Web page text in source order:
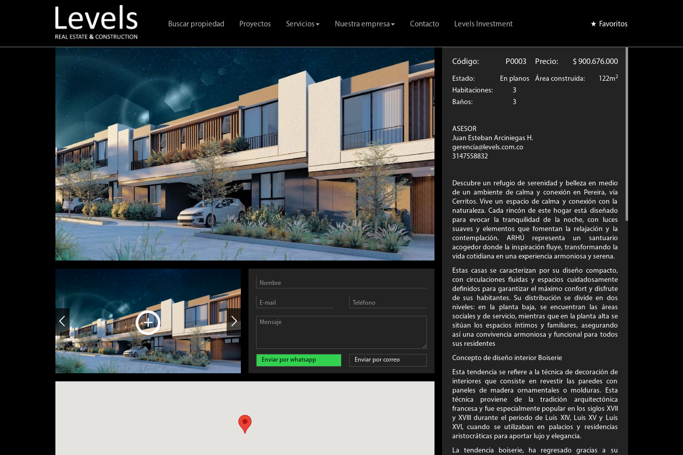
Buscar propiedad Proyectos Servicios Nuestra empresa Contacto Levels Investment Favoritos
Enviar por whatsapp Enviar por correo
Código: P0003 Precio: $ 900.676.000
Estado:
En planos
Habitaciones:
3
Baños:
3
Área construida: 122m2
ASESOR
Juan Esteban Arciniegas H.
gerencia@levels.com.co
3147558832
Descubre un refugio de serenidad y belleza en medio
de un ambiente de calma y conexión en Pereira, vía
Cerritos. Vive un espacio de calma y conexión con la
naturaleza. Cada rincón de este hogar está diseñado
para evocar la tranquilidad de la noche, con luces
suaves y elementos que fomentan la relajación y la
contemplación. ARHÚ representa un santuario
acogedor donde la inspiración fluye, transformando la
vida cotidiana en una experiencia armoniosa y serena.
Estas casas se caracterizan por su diseño compacto,
con circulaciones fluidas y espacios cuidadosamente
definidos para garantizar el máximo confort y disfrute
de sus habitantes. Su distribución se divide en dos
niveles: en la planta baja, se encuentran las áreas
sociales y de servicio, mientras que en la planta alta se
sitúan los espacios íntimos y familiares, asegurando
así una convivencia armoniosa y funcional para todos
sus residentes
Concepto de diseño interior Boiserie
Esta tendencia se refiere a la técnica de decoración de
interiores que consiste en revestir las paredes con
paneles de madera ornamentales o molduras. Esta
técnica proviene de la tradición arquitectónica
francesa y fue especialmente popular en los siglos XVII
y XVIII durante el periodo de Luis XIV, Luis XV y Luis
XVI, cuando se utilizaban en palacios y residencias
aristocráticas para aportar lujo y elegancia.
La tendencia boiserie, ha regresado gracias a su